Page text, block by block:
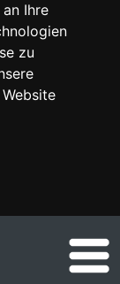
Ihre
zu